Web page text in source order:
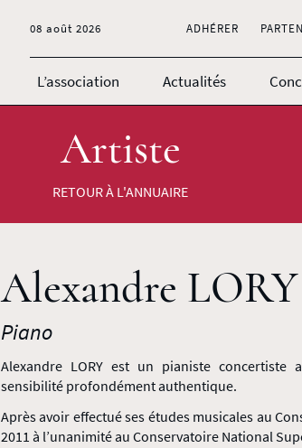
L’association Actualités
08 août 2026 ADHÉRER
Artiste
RETOUR À L'ANNUAIRE
Alexandre LORY
Piano
Alexandre LORY est un pianiste
sensibilité profondément authentique.
Après avoir effectué ses études musicales au
2011 à l’unanimité au Conservatoire National